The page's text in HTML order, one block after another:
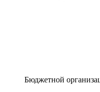
Бюджетной